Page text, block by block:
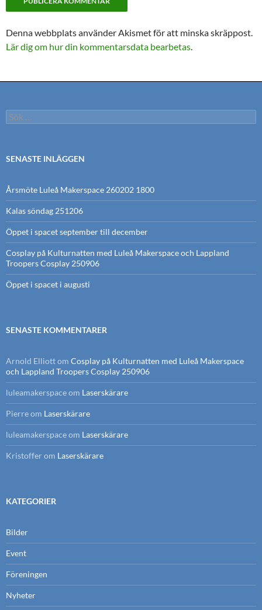
Denna webbplats använder Akismet för att minska skräppost.
Lär dig om hur din kommentarsdata bearbetas
Sök
efter:
SENASTE INLÄGGEN
Årsmöte Luleå Makerspace 260202 1800
Kalas söndag 251206
Öppet i spacet september till december
Cosplay på Kulturnatten med Luleå Makerspace och Lappland
Troopers Cosplay 250906
Öppet i spacet i augusti
SENASTE KOMMENTARER
Arnold Elliottom Cosplay på Kulturnatten med Luleå Makerspace
och Lappland Troopers Cosplay 250906
luleamakerspaceom Laserskärare
Pierreom Laserskärare
luleamakerspaceom Laserskärare
Kristoffer om Laserskärare
KATEGORIER
Bilder
Event
Föreningen
Nyheter